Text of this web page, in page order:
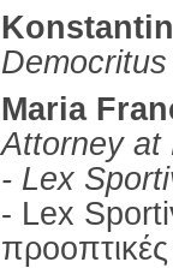
Maria
Attorney at
- Lex
- Lex
προοπτικές